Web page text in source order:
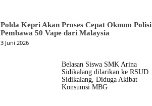
Polda Kepri Akan Proses Cepat Oknum Polisi
Pembawa 50 Vape dari Malaysia
3 Juni 2026
Belasan Siswa SMK Arina
Sidikalang dilarikan ke RSUD
Sidikalang, Diduga Akibat
Konsumsi MBG